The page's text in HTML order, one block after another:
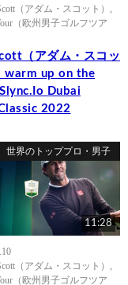
（アダム・スコット）
（欧州男子ゴルフツア
（アダム・スコッ
warm up on the
Dubai
2022
世界のトッププロ・男子
11:28
（アダム・スコット）
（欧州男子ゴルフツア